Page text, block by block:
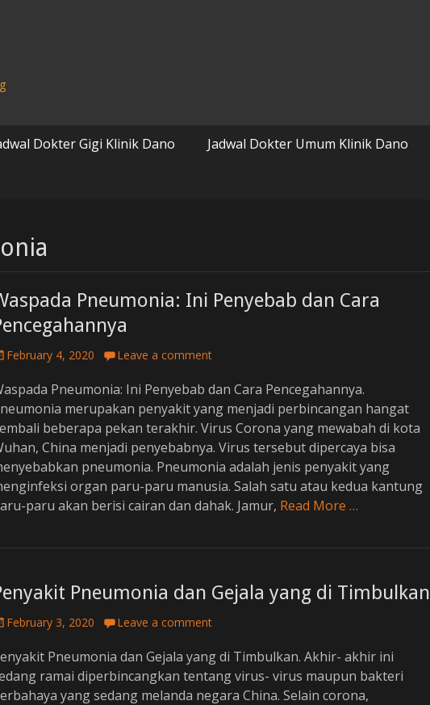
Dokter Gigi Klinik Dano Jadwal Dokter Umum Klinik Dano
Pneumonia: Ini Penyebab dan Cara
February 4, 2020 Leave a comment
Pneumonia: Ini Penyebab dan Cara Pencegahannya.
merupakan penyakit yang menjadi perbincangan hangat
beberapa pekan terakhir. Virus Corona yang mewabah di kota
China menjadi penyebabnya. Virus tersebut dipercaya bisa
pneumonia. Pneumonia adalah jenis penyakit yang
organ paru-paru manusia. Salah satu atau kedua kantung
paru akan berisi cairan dan dahak. Jamur, Read More …
Pneumonia dan Gejala yang di Timbulkan
February 3, 2020 Leave a comment
Pneumonia dan Gejala yang di Timbulkan. Akhir- akhir ini
ramai diperbincangkan tentang virus- virus maupun bakteri
yang sedang melanda negara China. Selain corona,